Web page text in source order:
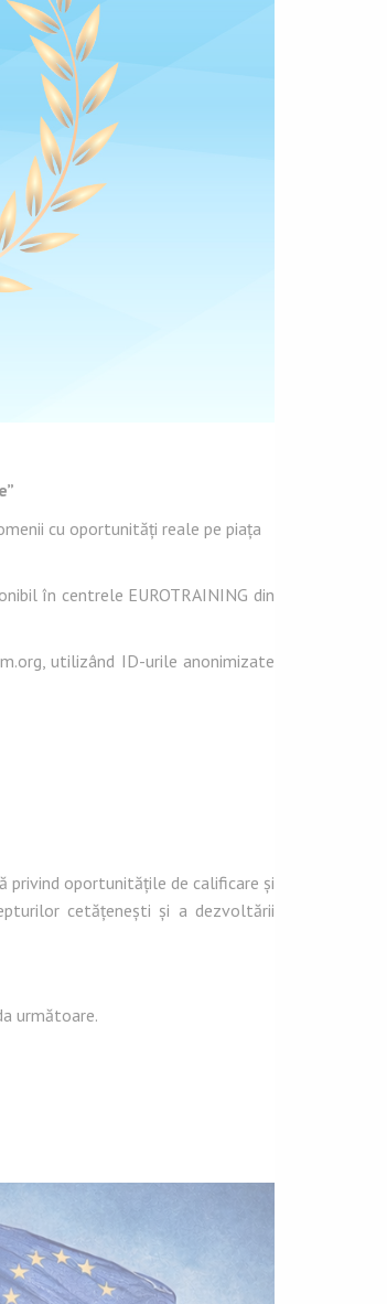
cu oportunități reale pe piața
în centrele EUROTRAINING din
utilizând ID-urile anonimizate
privind oportunitățile de calificare și
cetățenești și a dezvoltării
următoare.